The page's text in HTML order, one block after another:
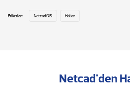
Etiketler: Netcad GIS Haber
Netcad'den